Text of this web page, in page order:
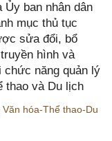
Ủy ban nhân dân
mục thủ tục
sửa đổi, bổ
hình và
chức năng quản lý
thao và Du lịch
Văn hóa-Thể thao-Du